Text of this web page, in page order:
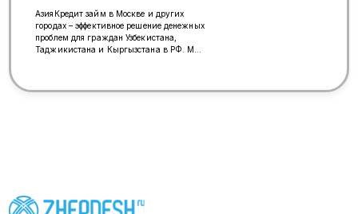
АзияКредит займ в Москве и других
городах – эффективное решение денежных
проблем для граждан Узбекистана,
Таджикистана и Кыргызстана в РФ. Мы